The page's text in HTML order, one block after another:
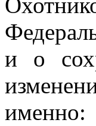
и о
именно: